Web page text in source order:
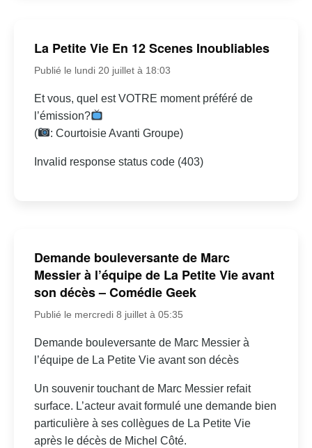
La Petite Vie En 12 Scenes Inoubliables
Publié le lundi 20 juillet à 18:03
Et vous, quel est VOTRE moment préféré de
l’émission?
(
: Courtoisie Avanti Groupe)
Invalid response status code (403)
Demande bouleversante de Marc
Messier à l’équipe de La Petite Vie avant
son décès – Comédie Geek
Publié le mercredi 8 juillet à 05:35
Demande bouleversante de Marc Messier à
l’équipe de La Petite Vie avant son décès
Un souvenir touchant de Marc Messier refait
surface. L’acteur avait formulé une demande bien
particulière à ses collègues de La Petite Vie
après le décès de Michel Côté.